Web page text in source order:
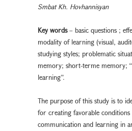
Smbat Kh. Hovhannisyan
Key words– basic questions ;
modality of learning (visual,
studying styles; problematic
memory; short-terme memory;
learning”.
The purpose of this study is to
for creating favorable
communication and learning in